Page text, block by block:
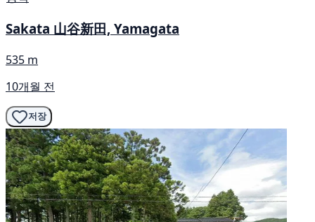
Sakata 山谷新田, Yamagata
535 m
10개월 전
저장